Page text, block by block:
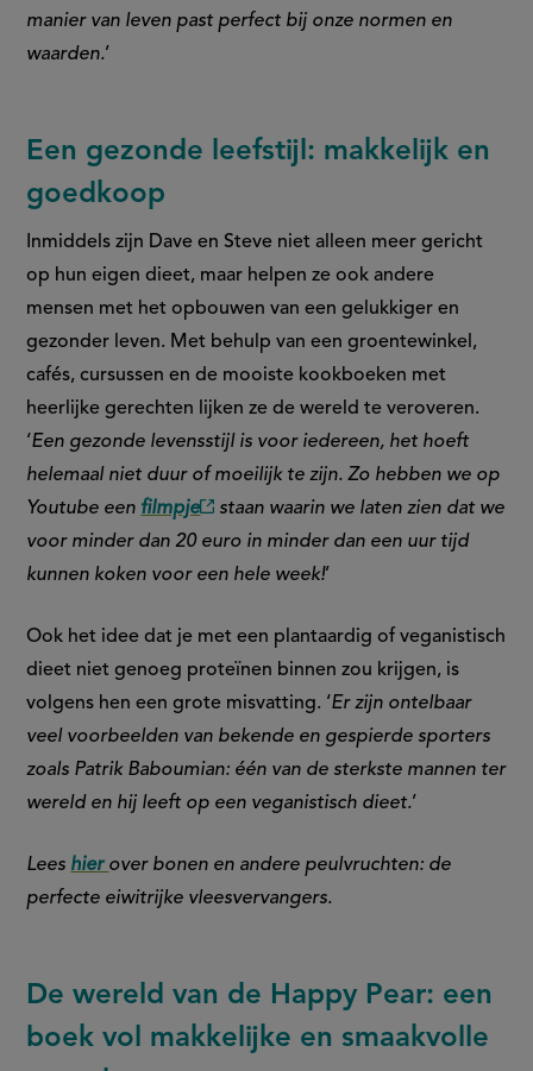
manier van leven past perfect bij onze normen en
waarden.’
Een gezonde leefstijl: makkelijk en
goedkoop
Inmiddels zijn Dave en Steve niet alleen meer gericht
op hun eigen dieet, maar helpen ze ook andere
mensen met het opbouwen van een gelukkiger en
gezonder leven. Met behulp van een groentewinkel,
cafés, cursussen en de mooiste kookboeken met
heerlijke gerechten lijken ze de wereld te veroveren.
‘Een gezonde levensstijl is voor iedereen, het hoeft
helemaal niet duur of moeilijk te zijn. Zo hebben we op
Youtube een filmpje(externe
link)
staan waarin we laten zien dat we
voor minder dan 20 euro in minder dan een uur tijd
kunnen koken voor een hele week!’
Ook het idee dat je met een plantaardig of veganistisch
dieet niet genoeg proteïnen binnen zou krijgen, is
volgens hen een grote misvatting. ‘Er zijn ontelbaar
veel voorbeelden van bekende en gespierde sporters
zoals Patrik Baboumian: één van de sterkste mannen ter
wereld en hij leeft op een veganistisch dieet.’
Lees hier over bonen en andere peulvruchten: de
perfecte eiwitrijke vleesvervangers.
De wereld van de Happy Pear: een
boek vol makkelijke en smaakvolle